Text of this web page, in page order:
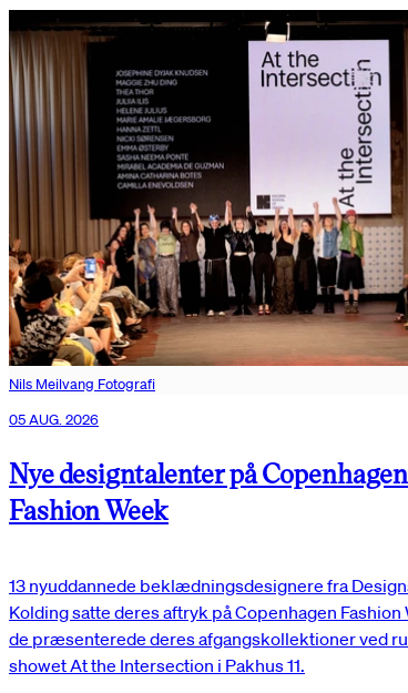
Nils Meilvang Fotografi
05 AUG. 2026
Nye designtalenter på Copenhagen
Fashion Week
13 nyuddannede beklædningsdesignere fra
Kolding satte deres aftryk på Copenhagen Fashion
de præsenterede deres afgangskollektioner ved
showet At the Intersection i Pakhus 11.